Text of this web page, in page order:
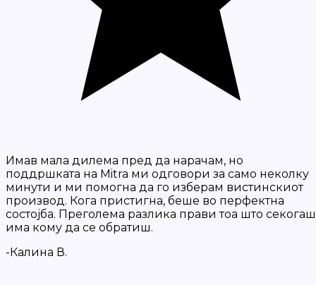
Имав мала дилема пред да нарачам, но
поддршката на Mitra ми одговори за само неколку
минути и ми помогна да го изберам вистинскиот
производ. Кога пристигна, беше во перфектна
состојба. Преголема разлика прави тоа што секогаш
има кому да се обратиш.
-Калина В.